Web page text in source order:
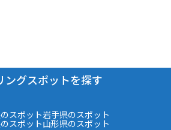
ングスポットを探す
スポット岩手県のスポット
スポット山形県のスポット